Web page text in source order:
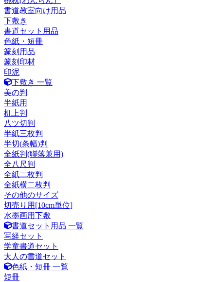
書道教室向け用品
下敷き
書道セット用品
色紙・短冊
篆刻用品
篆刻印材
印泥
下敷き 一覧
美の判
半紙用
机上判
八ツ切判
半紙三枚判
半切(条幅)判
全紙判(聯落兼用)
全八尺判
全紙二枚判
全紙横二枚判
その他のサイズ
切売り用[10cm単位]
水墨画用下敷
書道セット用品 一覧
写経セット
学童書道セット
大人の書道セット
色紙・短冊 一覧
短冊